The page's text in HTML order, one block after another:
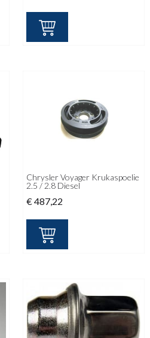
Chrysler Voyager Krukaspoelie
2.5 / 2.8 Diesel
€487,22